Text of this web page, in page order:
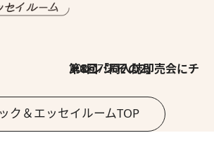
2026.7.30
第8回「同人誌即売会にチャレンジ その2」
ク＆エッセイルームTOP